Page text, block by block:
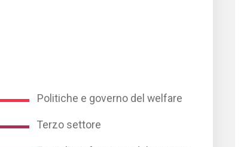
Politiche e governo del welfare
Terzo settore